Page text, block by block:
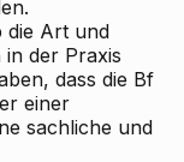
die Art und
in der Praxis
dass die Bf
einer
sachliche und